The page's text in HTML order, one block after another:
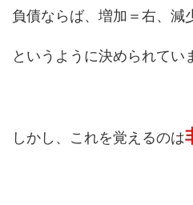
負債ならば、増加＝右、減
というように決められてい
しかし、これを覚えるのは